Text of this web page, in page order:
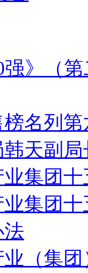
强》（
名列
天副
集团
集团
（集